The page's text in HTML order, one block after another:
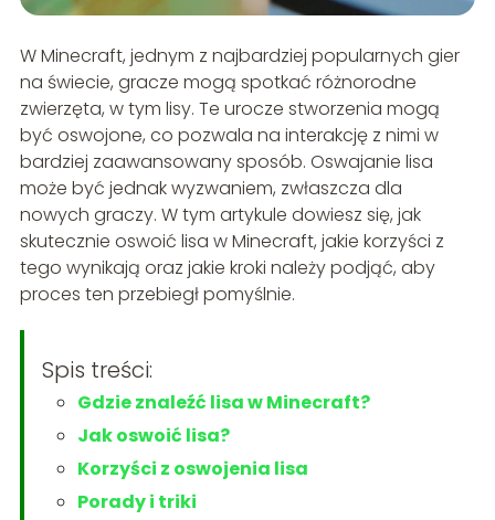
W Minecraft, jednym z najbardziej popularnych gier
na świecie, gracze mogą spotkać różnorodne
zwierzęta, w tym lisy. Te urocze stworzenia mogą
być oswojone, co pozwala na interakcję z nimi w
bardziej zaawansowany sposób. Oswajanie lisa
może być jednak wyzwaniem, zwłaszcza dla
nowych graczy. W tym artykule dowiesz się, jak
skutecznie oswoić lisa w Minecraft, jakie korzyści z
tego wynikają oraz jakie kroki należy podjąć, aby
proces ten przebiegł pomyślnie.
Spis treści:
Gdzie znaleźć lisa w Minecraft?
Jak oswoić lisa?
Korzyści z oswojenia lisa
Porady i triki